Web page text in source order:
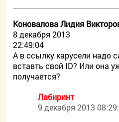
Коновалова Лидия
8 декабря 2013
22:49:04
А в ссылку карусели надо
вставть cвой ID? Или она
получается?
Лабиринт
9 декабря 2013